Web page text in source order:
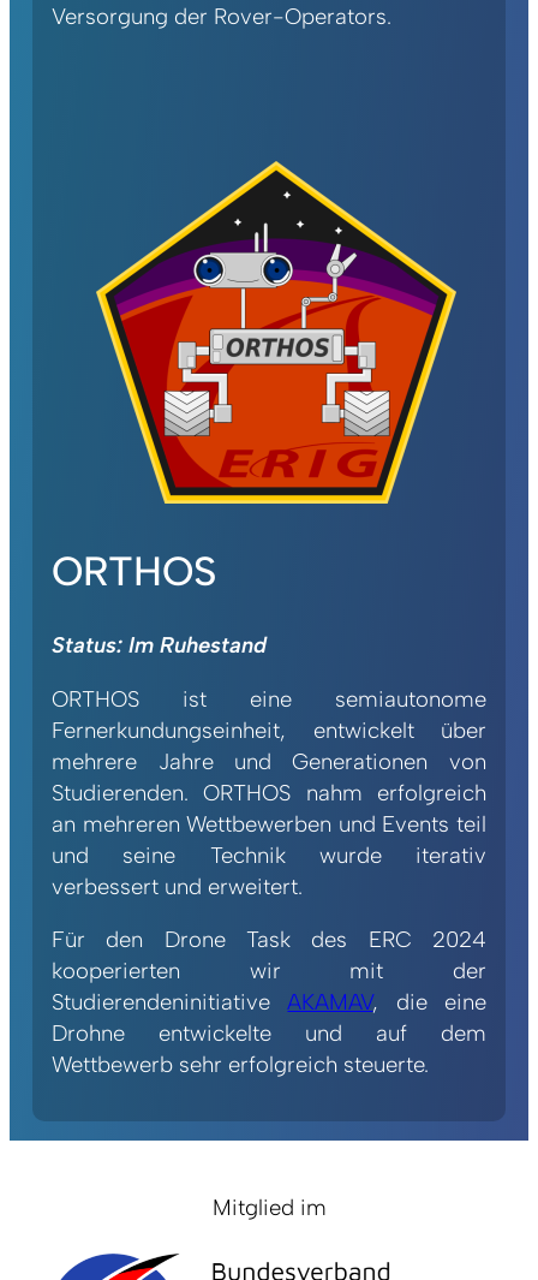
Versorgung der Rover-Operators.
ORTHOS
Status: Im Ruhestand
ORTHOS ist eine semiautonome
Fernerkundungseinheit, entwickelt über
mehrere Jahre und Generationen von
Studierenden. ORTHOS nahm erfolgreich
an mehreren Wettbewerben und Events teil
und seine Technik wurde iterativ
verbessert und erweitert.
Für den Drone Task des ERC 2024
kooperierten wir mit der
StudierendeninitiativeAKAMAV, die eine
Drohne entwickelte und auf dem
Wettbewerb sehr erfolgreich steuerte.
Mitglied im